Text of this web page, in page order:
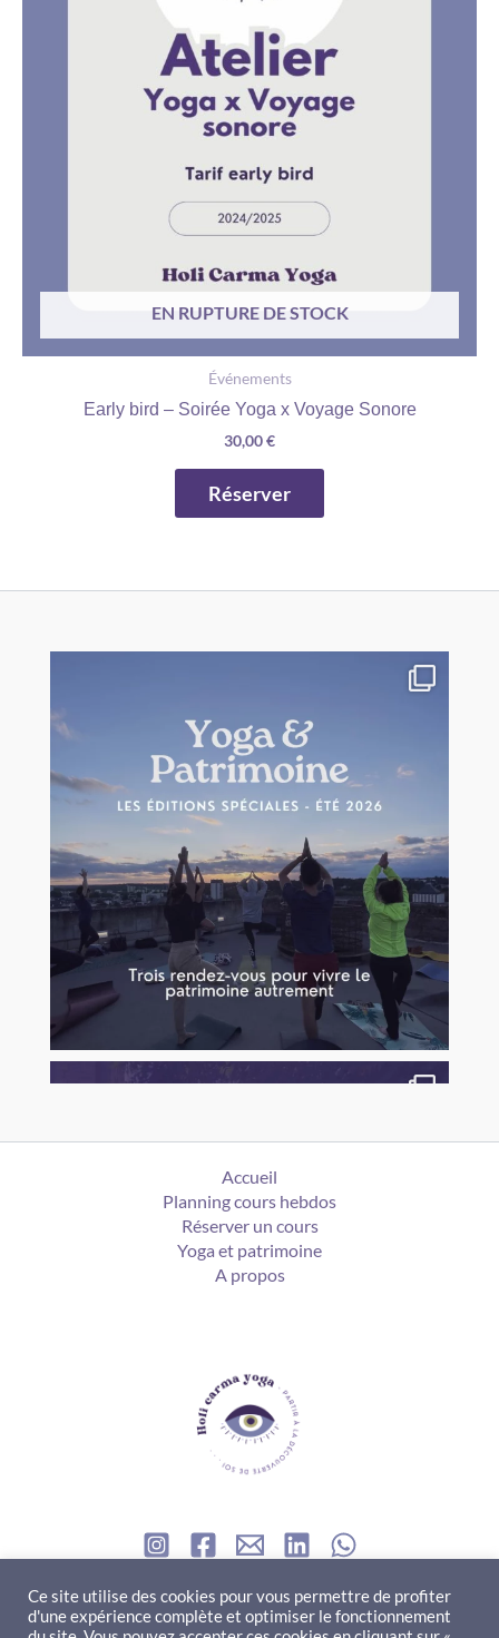
EN RUPTURE DE STOCK
Événements
Early bird – Soirée Yoga x Voyage Sonore
30,00€
Réserver
Accueil
Planning cours hebdos
Réserver un cours
Yoga et patrimoine
A propos
Contact
Ce site utilise des cookies pour vous permettre de profiter
d'une expérience complète et optimiser le fonctionnement